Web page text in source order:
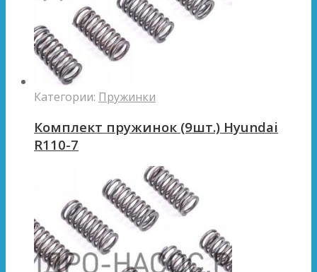
Категории: Пружинки
Комплект пружинок (9шт.) Hyundai
R110-7